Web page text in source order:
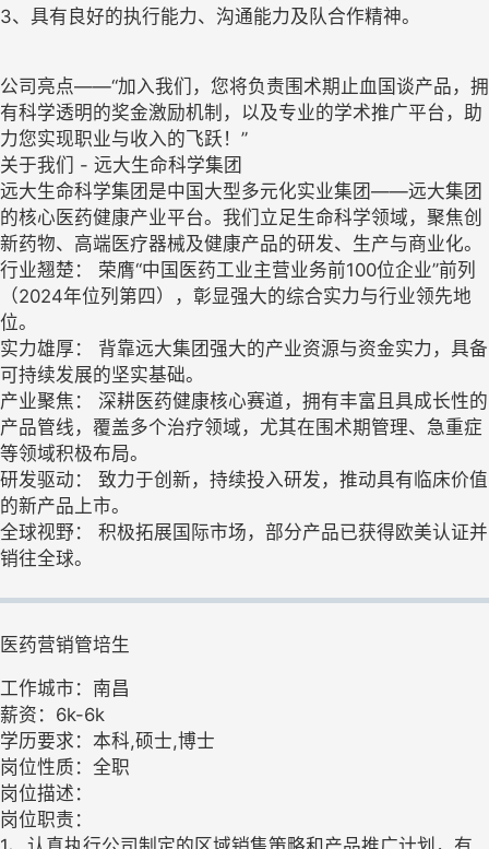
3、具有良好的执行能力、沟通能力及队合作精神。
公司亮点——“加入我们，您将负责围术期止血国谈产品，拥
有科学透明的奖金激励机制，以及专业的学术推广平台，助
力您实现职业与收入的飞跃！”
关于我们 - 远大生命科学集团
远大生命科学集团是中国大型多元化实业集团——远大集团
的核心医药健康产业平台。我们立足生命科学领域，聚焦创
新药物、高端医疗器械及健康产品的研发、生产与商业化。
行业翘楚： 荣膺“中国医药工业主营业务前100位企业”前列
（2024年位列第四），彰显强大的综合实力与行业领先地
位。
实力雄厚： 背靠远大集团强大的产业资源与资金实力，具备
可持续发展的坚实基础。
产业聚焦： 深耕医药健康核心赛道，拥有丰富且具成长性的
产品管线，覆盖多个治疗领域，尤其在围术期管理、急重症
等领域积极布局。
研发驱动： 致力于创新，持续投入研发，推动具有临床价值
的新产品上市。
全球视野： 积极拓展国际市场，部分产品已获得欧美认证并
销往全球。
医药营销管培生
工作城市：南昌
薪资：6k-6k
学历要求：本科,硕士,博士
岗位性质：全职
岗位描述：
岗位职责：